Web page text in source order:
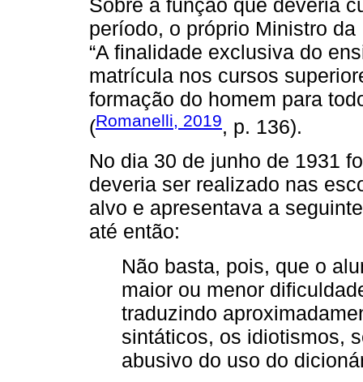
Sobre a função que deveria
período, o próprio Ministro
“A finalidade exclusiva do
matrícula nos cursos
formação do homem para
(Romanelli, 2019, p. 136).
No dia 30 de junho de 1931
deveria ser realizado nas
alvo e apresentava a
até então:
Não basta, pois, que o
maior ou menor
traduzindo
sintáticos, os idiotismos,
abusivo do uso do